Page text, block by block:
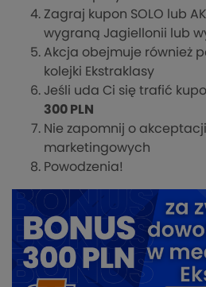
Zagraj kupon SOLO lub
wygraną Jagiellonii lub
Akcja obejmuje również
kolejki Ekstraklasy
Jeśli uda Ci się trafić
300 PLN
Nie zapomnij o
marketingowych
Powodzenia!